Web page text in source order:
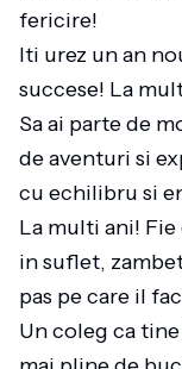
fericire!
Iti urez un an
succese! La
Sa ai parte de
de aventuri si
cu echilibru si
La multi ani!
in suflet,
pas pe care il
Un coleg ca